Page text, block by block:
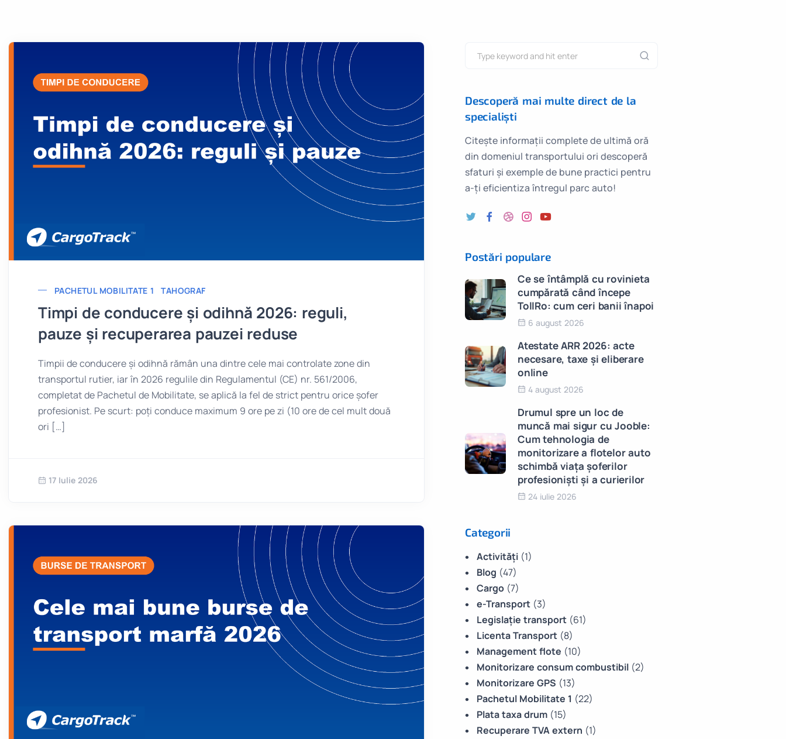
PACHETUL MOBILITATE 1 TAHOGRAF
Timpi de conducere și odihnă 2026: reguli,
pauze și recuperarea pauzei reduse
Timpii de conducere și odihnă rămân una dintre cele mai controlate zone din
transportul rutier, iar în 2026 regulile din Regulamentul (CE) nr. 561/2006,
completat de Pachetul de Mobilitate, se aplică la fel de strict pentru orice șofer
profesionist. Pe scurt: poți conduce maximum 9 ore pe zi (10 ore de cel mult două
ori […]
17 Iulie 2026
Descoperă mai multe direct de la
specialiști
Citește informații complete de ultimă oră
din domeniul transportului ori descoperă
sfaturi și exemple de bune practici pentru
a-ți eficientiza întregul parc auto!
Postări populare
Ce se întâmplă cu rovinieta
cumpărată când începe
TollRo: cum ceri banii înapoi
6 august 2026
Atestate ARR 2026: acte
necesare, taxe și eliberare
online
4 august 2026
Drumul spre un loc de
muncă mai sigur cu Jooble:
Cum tehnologia de
monitorizare a flotelor auto
schimbă viața șoferilor
profesioniști și a curierilor
24 iulie 2026
Categorii
Activități (1)
Blog (47)
Cargo (7)
e-Transport (3)
Legislație transport (61)
Licenta Transport (8)
Management flote (10)
Monitorizare consum combustibil (2)
Monitorizare GPS (13)
Pachetul Mobilitate 1 (22)
Plata taxa drum (15)
Recuperare TVA extern (1)